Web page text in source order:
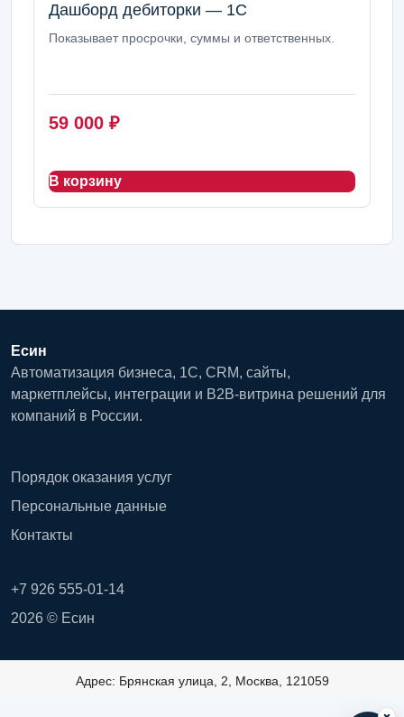
Дашборд дебиторки — 1С
Показывает просрочки, суммы и ответственных.
59 000 ₽
В корзину
Есин
Автоматизация бизнеса, 1С, CRM, сайты,
маркетплейсы, интеграции и B2B-витрина решений для
компаний в России.
Порядок оказания услуг
Персональные данные
Контакты
+7 926 555-01-14
2026 © Есин
Адрес: Брянская улица, 2, Москва, 121059